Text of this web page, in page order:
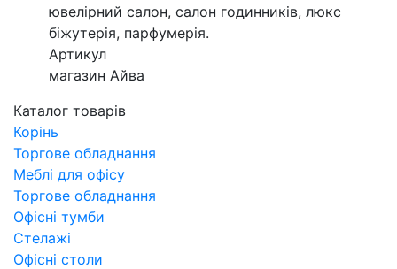
ювелірний салон, салон годинників, люкс
біжутерія, парфумерія.
Артикул
магазин Айва
Каталог товарів
Корінь
Торгове обладнання
Меблі для офісу
Торгове обладнання
Офісні тумби
Стелажі
Офісні столи